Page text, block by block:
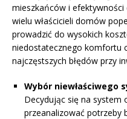
mieszkańców i
wielu właścicieli domów
prowadzić do wysokich
niedostatecznego komfortu
najczęstszych błędów przy
Wybór niewłaściwego
Decydując się na system
przeanalizować potrzeby